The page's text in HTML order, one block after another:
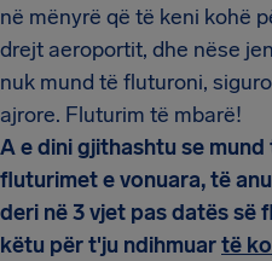
në mënyrë që të keni kohë
drejt aeroportit, dhe nëse
nuk mund të fluturoni,
ajrore. Fluturim të mbarë!
A e dini gjithashtu se
fluturimet e vonuara, të
deri në 3 vjet pas datës së
këtu për t'ju ndihmuartë